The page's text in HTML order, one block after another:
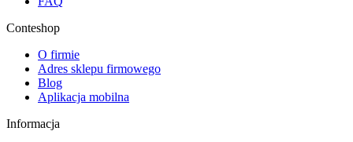
Conteshop
O firmie
Adres sklepu firmowego
Blog
Aplikacja mobilna
Informacja